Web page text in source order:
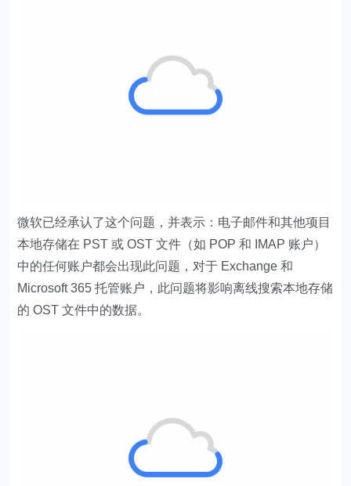
微软已经承认了这个问题，并表示：电子邮件和其他项目
本地存储在 PST 或 OST 文件（如 POP 和 IMAP 账户）
中的任何账户都会出现此问题，对于 Exchange 和
Microsoft 365 托管账户，此问题将影响离线搜索本地存储
的 OST 文件中的数据。